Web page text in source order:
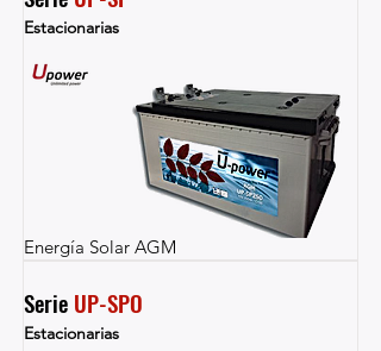
Estacionarias
Energía Solar AGM
Serie UP-SPO
Estacionarias